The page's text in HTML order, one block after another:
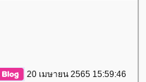
20 เมษายน 2565 15:59:46